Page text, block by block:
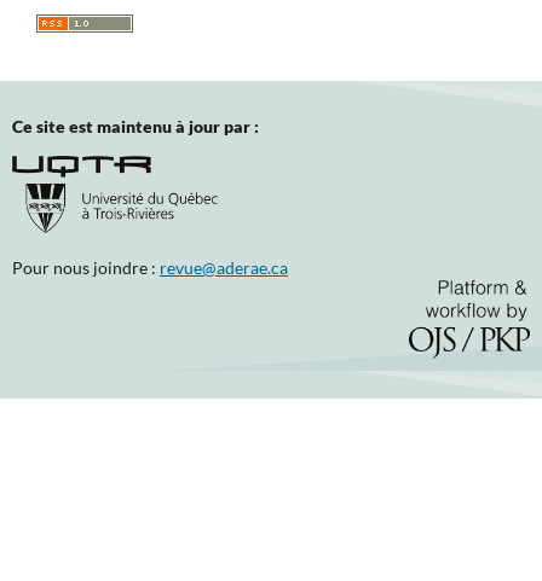
Ce site est maintenu à jour par :
Pour nous joindre : revue@aderae.ca